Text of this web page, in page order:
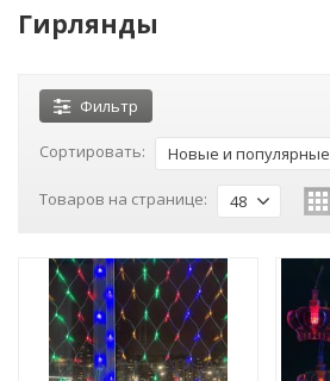
Гирлянды
Фильтр
Сортировать: Новые и популярные
Товаров на странице: 48